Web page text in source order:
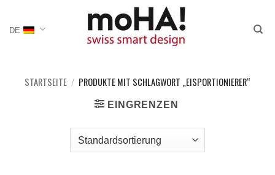
DE
STARTSEITE / PRODUKTE MIT SCHLAGWORT „EISPORTIONIERER“
EINGRENZEN